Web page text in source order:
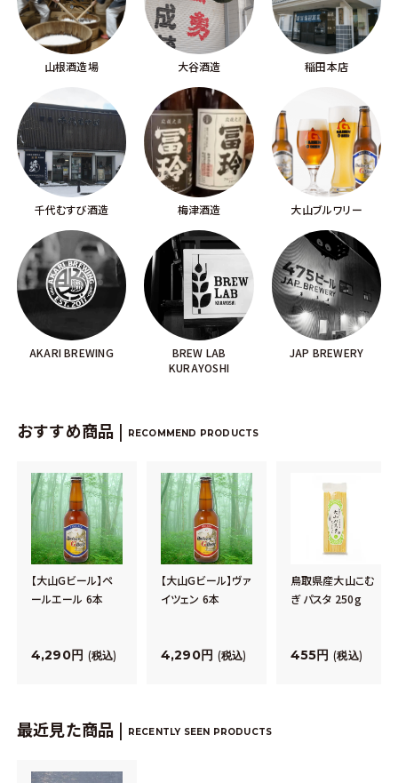
山根酒造場 大谷酒造 稲田本店
千代むすび酒造 梅津酒造 大山ブルワリー
AKARI BREWING
BREW LAB
KURAYOSHI
JAP BREWERY
おすすめ商品 | RECOMMEND PRODUCTS
【大山Gビール】ペ
ールエール 6本
4,290 税込
【大山Gビール】ヴァ
イツェン 6本
4,290 税込
鳥取県産大山こむ
ぎ パスタ 250g
455 税込
最近見た商品 | RECENTLY SEEN PRODUCTS